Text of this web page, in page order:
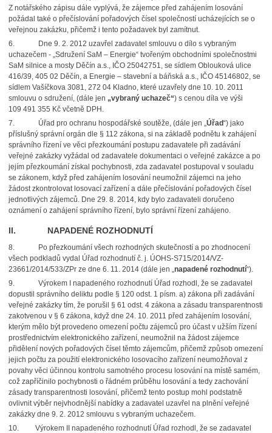
Z notářského zápisu dále vyplývá, že zájemce před zahájením losování
požádal také o přečíslování pořadových čísel společností ucházejících se o
veřejnou zakázku, přičemž i tento požadavek byl zamítnut.
6.
Dne 9. 2. 2012 uzavřel zadavatel smlouvu o dílo s vybraným
uchazečem - „Sdružení SaM – Energie“ tvořeným obchodními společnostmi
SaM silnice a mosty Děčín a.s., IČO 25042751, se sídlem Oblouková ulice
416/39, 405 02 Děčín, a Energie – stavební a báňská a.s., IČO 45146802, se
sídlem Vašíčkova 3081, 272 04 Kladno, které uzavřely dne 10. 10. 2011
smlouvu o sdružení, (dále jen „vybraný uchazeč“) s cenou díla ve výši
109 491 355 Kč včetně DPH.
7.
Úřad pro ochranu hospodářské soutěže, (dále jen „Úřad“) jako
příslušný správní orgán dle § 112 zákona, si na základě podnětu k zahájení
správního řízení ve věci přezkoumání postupu zadavatele při zadávání
veřejné zakázky vyžádal od zadavatele dokumentaci o veřejné zakázce a po
jejím přezkoumání získal pochybnosti, zda zadavatel postupoval v souladu
se zákonem, když před zahájením losování neumožnil zájemci na jeho
žádost zkontrolovat losovací zařízení a dále přečíslování pořadových čísel
jednotlivých zájemců. Dne 29. 8. 2014, kdy bylo zadavateli doručeno
oznámení o zahájení správního řízení, bylo správní řízení zahájeno.
II. NAPADENÉ ROZHODNUTÍ
8.
Po přezkoumání všech rozhodných skutečností a po zhodnocení
všech podkladů vydal Úřad rozhodnutí č. j. ÚOHS-S715/2014/VZ-
23661/2014/533/ZPr ze dne 6. 11. 2014 (dále jen „napadené rozhodnutí“).
9.
Výrokem I napadeného rozhodnutí Úřad rozhodl, že se zadavatel
dopustil správního deliktu podle § 120 odst. 1 písm. a) zákona při zadávání
veřejné zakázky tím, že porušil § 61 odst. 4 zákona a zásadu transparentnosti
zakotvenou v § 6 zákona, když dne 24. 10. 2011 před zahájením losování,
kterým mělo být provedeno omezení počtu zájemců pro účast v užším řízení
prostřednictvím elektronického zařízení, neumožnil na žádost zájemce
přidělení nových pořadových čísel těmto zájemcům, přičemž způsob omezení
jejich počtu za použití elektronického losovacího zařízení neumožňoval z
povahy věci účinnou kontrolu samotného procesu losování na místě samém,
což zapříčinilo pochybnosti o řádném průběhu losování a tedy zachování
zásady transparentnosti losování, přičemž tento postup mohl podstatně
ovlivnit výběr nejvhodnější nabídky a zadavatel uzavřel na plnění veřejné
zakázky dne 9. 2. 2012 smlouvu s vybraným uchazečem.
10.
Výrokem II napadeného rozhodnutí Úřad rozhodl, že se zadavatel